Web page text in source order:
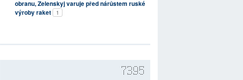
obranu, Zelenskyj varuje před nárůstem ruské
výroby raket
1
7395